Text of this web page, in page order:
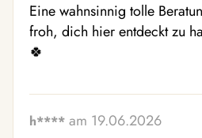
Eine wahnsinnig tolle
froh, dich hier entdeckt zu
🍀
h**** am 19.06.2026